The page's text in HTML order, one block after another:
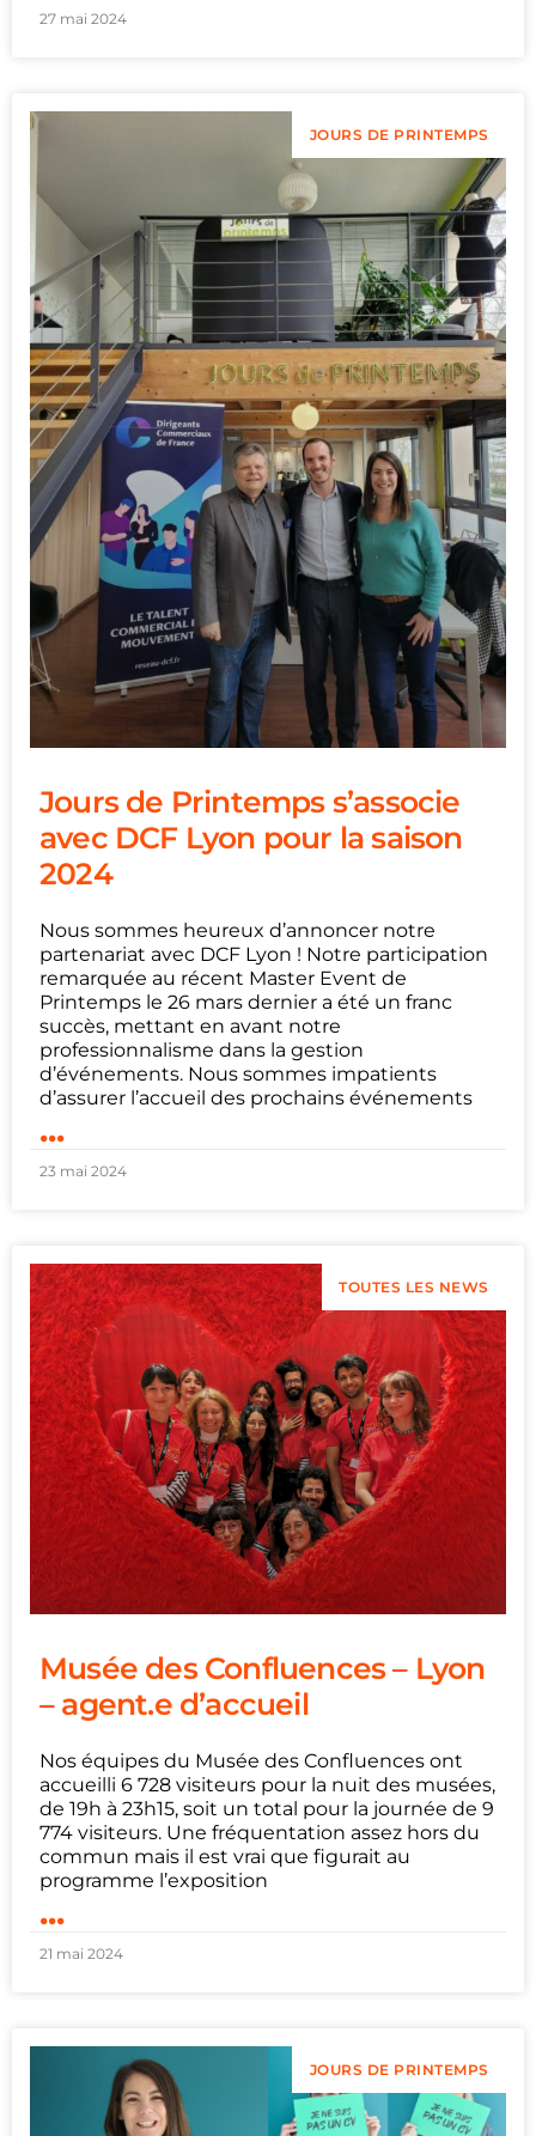
27 mai 2024
JOURS DE PRINTEMPS
Jours de Printemps s’associe
avec DCF Lyon pour la saison
2024
Nous sommes heureux d’annoncer notre
partenariat avec DCF Lyon ! Notre participation
remarquée au récent Master Event de
Printemps le 26 mars dernier a été un franc
succès, mettant en avant notre
professionnalisme dans la gestion
d’événements. Nous sommes impatients
d’assurer l’accueil des prochains événements
...
23 mai 2024
TOUTES LES NEWS
Musée des Confluences – Lyon
– agent.e d’accueil
Nos équipes du Musée des Confluences ont
accueilli 6 728 visiteurs pour la nuit des musées,
de 19h à 23h15, soit un total pour la journée de 9
774 visiteurs. Une fréquentation assez hors du
commun mais il est vrai que figurait au
programme l’exposition
...
21 mai 2024
JOURS DE PRINTEMPS